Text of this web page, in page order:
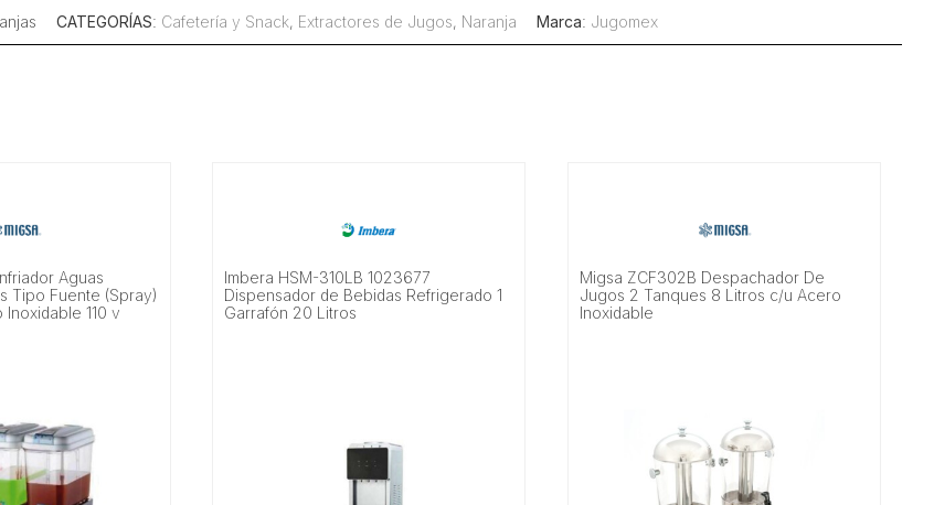
CATEGORÍAS: Cafetería y Snack, Extractores de Jugos, Naranja Marca: Jugomex
Aguas
Tipo Fuente (Spray)
110 v
Imbera HSM-310LB 1023677
Dispensador de Bebidas Refrigerado 1
Garrafón 20 Litros
Migsa ZCF302B Despachador De
Jugos 2 Tanques 8 Litros c/u Acero
Inoxidable